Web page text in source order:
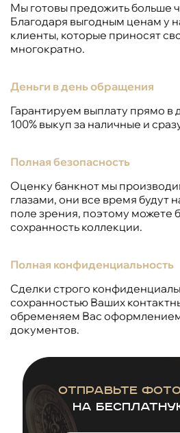
Мы готовы предожить больше
Благодаря выгодным ценам у
клиенты, которые приносят
многократно.
Деньги в день обращения
Гарантируем выплату прямо в
100% выкуп за наличные и
Полная безопасность
Оценку банкнот мы
глазами, они все время будут
поле зрения, поэтому можете
сохранность коллекции.
Полная конфиденциальность
Сделки строго
сохранностью Ваших
обременяем Вас
документов.
Отправьте
на